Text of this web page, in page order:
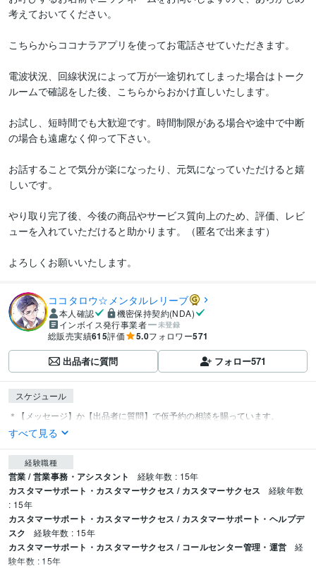
考えておいてください。
こちらからココナラアプリを使ってお電話させていただきます。
電波状況、回線状況によって万が一途切れてしまった場合はトーク
ルームで確認をした後、こちらからおかけ直しいたします。
お試し、短時間でも大歓迎です。時間制限がある場合や途中で中断
の場合も遠慮なく仰って下さい。
お話することで気分が楽になったり、元気になっていただけると嬉
しいです。
やり取り完了後、今後の商品やサービス質向上のため、評価、レビ
ューを入れていただけると助かります。（匿名で出来ます）
よろしくお願いいたします。
ココタロウ☆メンタルレリーブ
本人確認
機密保持契約(NDA)
インボイス発行事業者
未登録
総販売実績615評価 5.0フォロワー571
出品者に質問 フォロー571
スケジュール
すべて見る
経験職種
営業 / 営業事務・アシスタント 経験年数 : 15年
カスタマーサポート・カスタマーサクセス / カスタマーサクセス
経験年数
: 15年
カスタマーサポート・カスタマーサクセス / カスタマーサポート・ヘルプデ
スク
経験年数 : 15年
カスタマーサポート・カスタマーサクセス / コールセンター管理・運営
経
験年数 : 15年